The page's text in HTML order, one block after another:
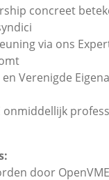
concreet
via ons
en Verenigde
onmiddellijk
door